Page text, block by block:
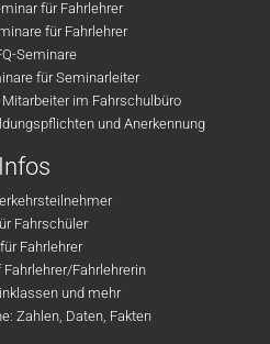
für Fahrlehrer
für Fahrlehrer
Seminare
für Seminarleiter
im Fahrschulbüro
und Anerkennung
Infos
Fahrschüler
Fahrlehrer
Fahrlehrerin
und mehr
Zahlen, Daten, Fakten